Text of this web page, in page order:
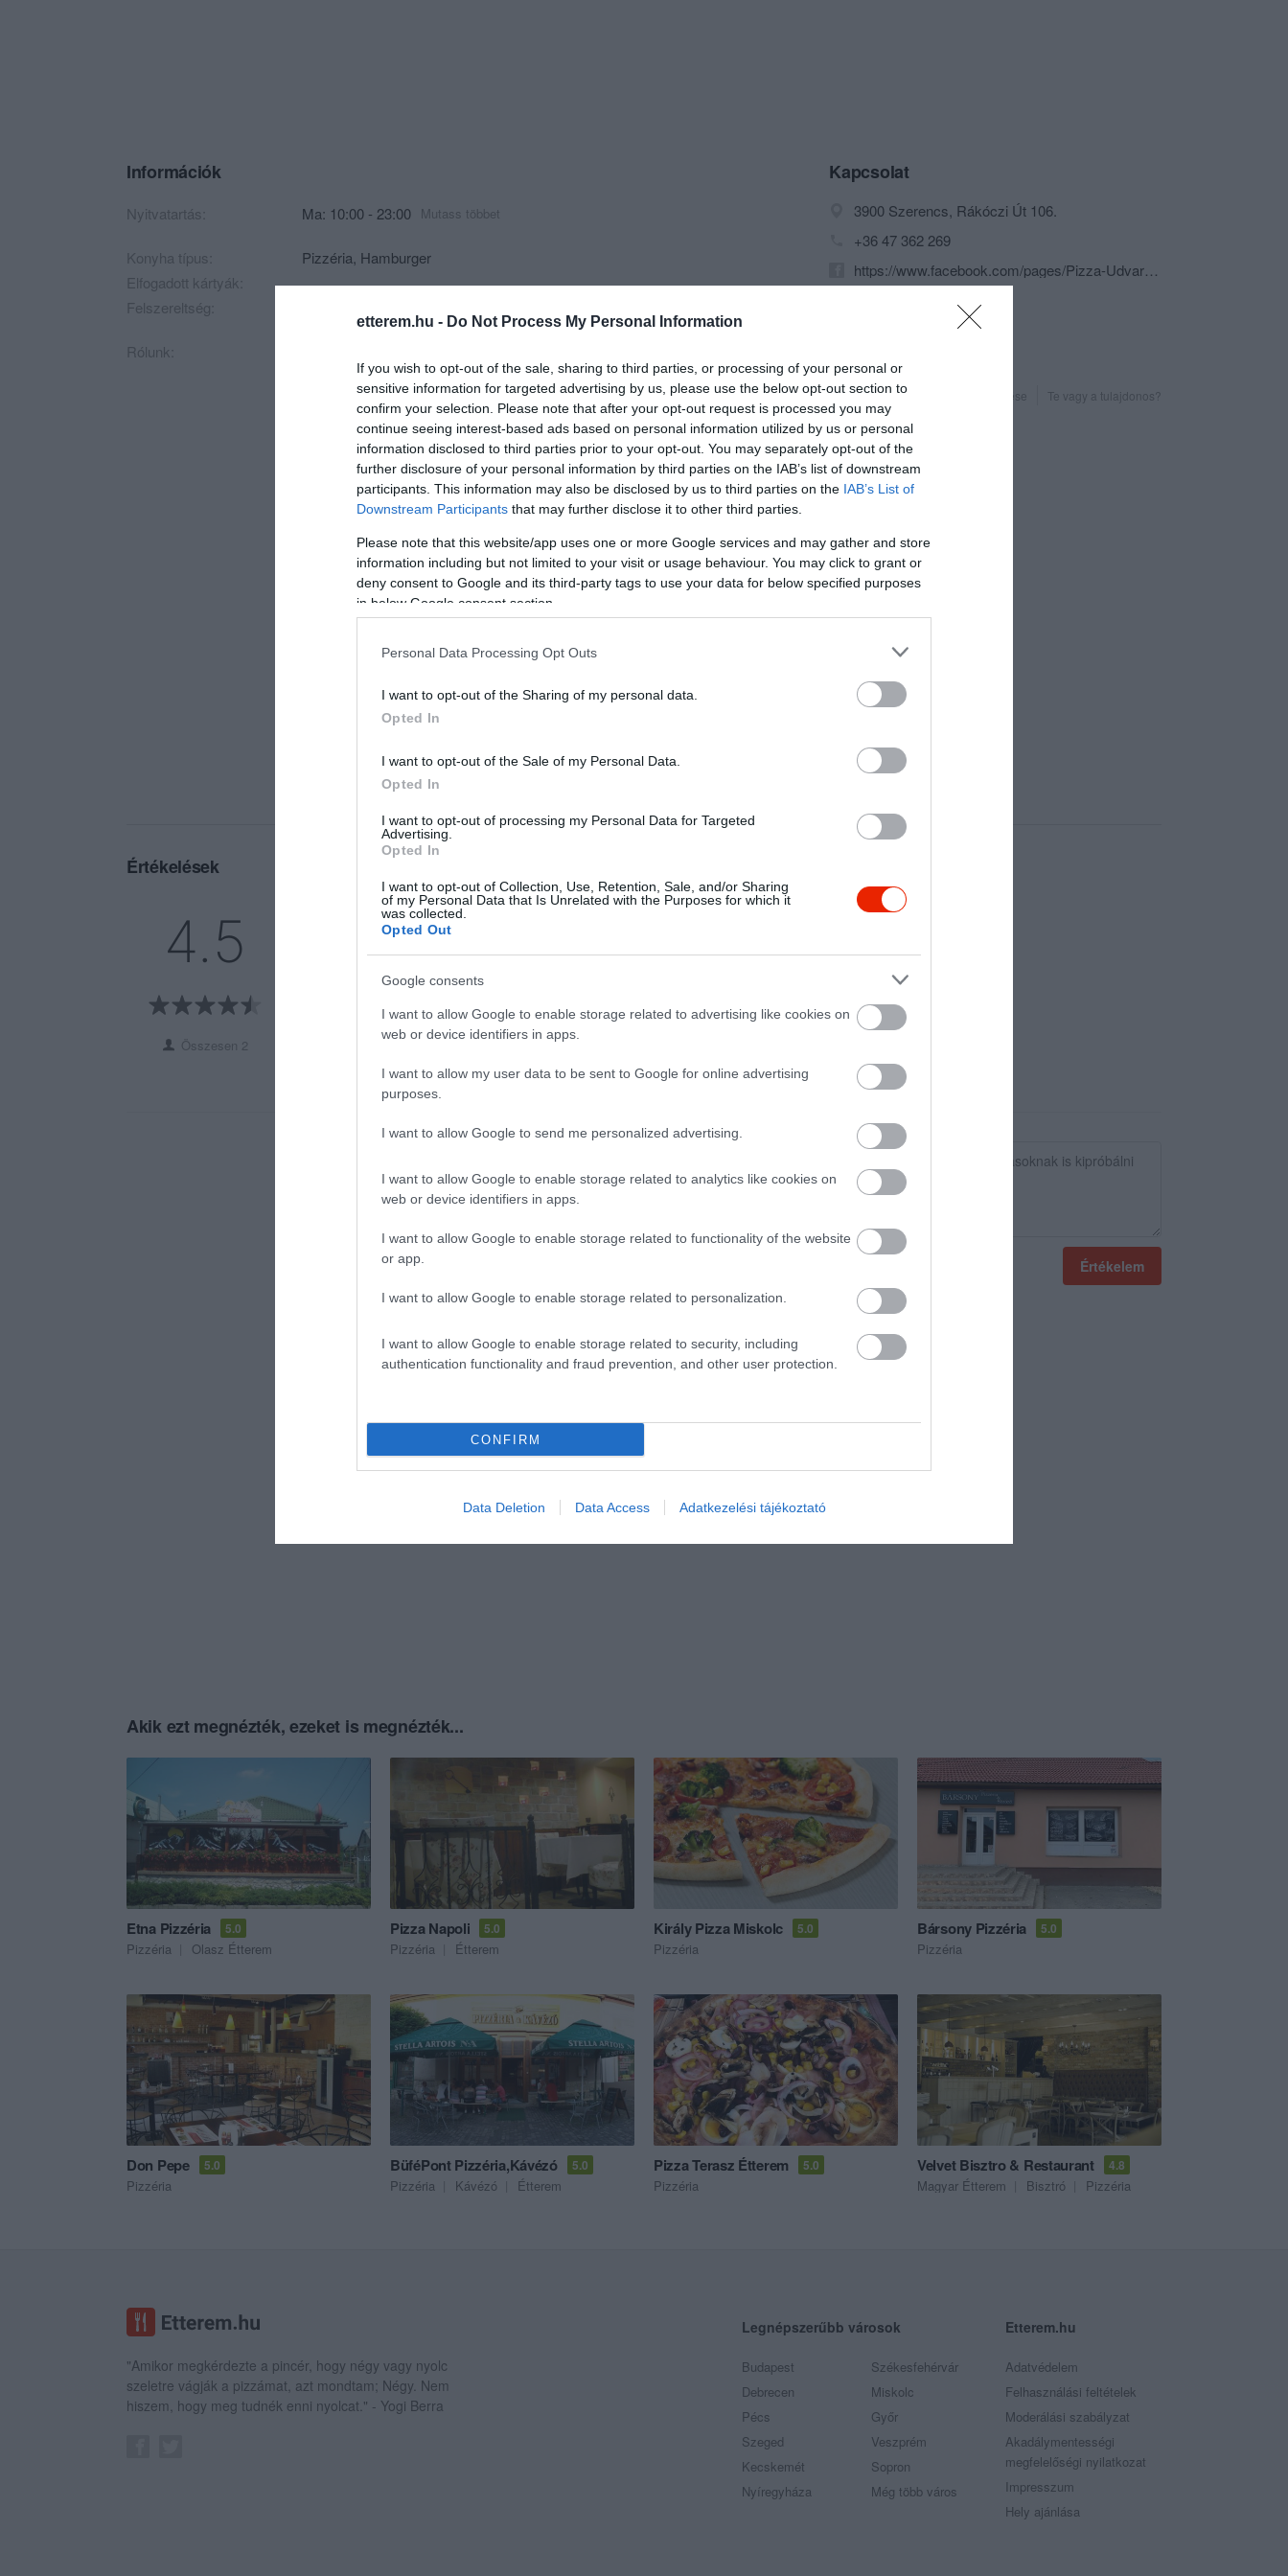
etterem.hu - Do Not Process My Personal Information
If you wish to opt-out of the sale, sharing to third parties, or processing of your personal or
sensitive information for targeted advertising by us, please use the below opt-out section to
confirm your selection. Please note that after your opt-out request is processed you may
continue seeing interest-based ads based on personal information utilized by us or personal
information disclosed to third parties prior to your opt-out. You may separately opt-out of the
further disclosure of your personal information by third parties on the IAB’s list of downstream
participants. This information may also be disclosed by us to third parties on the IAB’s List of
Downstream Participants that may further disclose it to other third parties.
Please note that this website/app uses one or more Google services and may gather and store
information including but not limited to your visit or usage behaviour. You may click to grant or
deny consent to Google and its third-party tags to use your data for below specified purposes
in below Google consent section.
Personal Data Processing Opt Outs
I want to opt-out of the Sharing of my personal data.
Opted In
I want to opt-out of the Sale of my Personal Data.
Opted In
I want to opt-out of processing my Personal Data for Targeted
Advertising.
Opted In
I want to opt-out of Collection, Use, Retention, Sale, and/or Sharing
of my Personal Data that Is Unrelated with the Purposes for which it
was collected.
Opted Out
Google consents
I want to allow Google to enable storage related to advertising like cookies on
web or device identifiers in apps.
I want to allow my user data to be sent to Google for online advertising
purposes.
I want to allow Google to send me personalized advertising.
I want to allow Google to enable storage related to analytics like cookies on
web or device identifiers in apps.
I want to allow Google to enable storage related to functionality of the website
or app.
I want to allow Google to enable storage related to personalization.
I want to allow Google to enable storage related to security, including
authentication functionality and fraud prevention, and other user protection.
CONFIRM
Data Deletion Data Access Adatkezelési tájékoztató
Információk
Nyitvatartás: Ma: 10:00 - 23:00 Mutass többet
Konyha típus: Pizzéria, Hamburger
Elfogadott kártyák:
Felszereltség:
Rólunk:
Kapcsolat
3900 Szerencs, Rákóczi Út 106.
+36 47 362 269
https://www.facebook.com/pages/Pizza-Udvar/225416370931191
Probléma jelentése Te vagy a tulajdonos?
Értékelések
4.5
Összesen 2
Értékelem
Akik ezt megnézték, ezeket is megnézték...
Etna Pizzéria 5.0
Pizzéria Olasz Étterem
Pizza Napoli 5.0
Pizzéria Étterem
Király Pizza Miskolc 5.0
Pizzéria
Bársony Pizzéria 5.0
Pizzéria
Don Pepe 5.0
Pizzéria
BüféPont Pizzéria,Kávézó 5.0
Pizzéria Kávézó Étterem
Pizza Terasz Étterem 5.0
Pizzéria
Velvet Bisztro & Restaurant 4.8
Magyar Étterem Bisztró Pizzéria
"Amikor megkérdezte a pincér, hogy négy vagy nyolc
szeletre vágják a pizzámat, azt mondtam; Négy. Nem
hiszem, hogy meg tudnék enni nyolcat." - Yogi Berra
Legnépszerűbb városok
Budapest
Debrecen
Pécs
Szeged
Kecskemét
Nyíregyháza
Székesfehérvár
Miskolc
Győr
Veszprém
Sopron
Még több város
Etterem.hu
Adatvédelem
Felhasználási feltételek
Moderálási szabályzat
Akadálymentességi
megfelelőségi nyilatkozat
Impresszum
Hely ajánlása